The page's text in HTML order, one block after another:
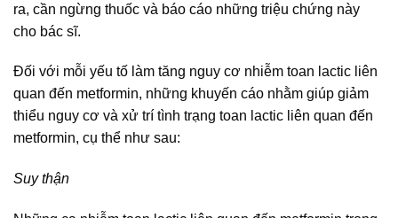
ra, cần ngừng thuốc và báo cáo những triệu chứng này
cho bác sĩ.
Đối với mỗi yếu tố làm tăng nguy cơ nhiễm toan lactic liên
quan đến metformin, những khuyến cáo nhằm giúp giảm
thiểu nguy cơ và xử trí tình trạng toan lactic liên quan đến
metformin, cụ thể như sau:
Suy thận